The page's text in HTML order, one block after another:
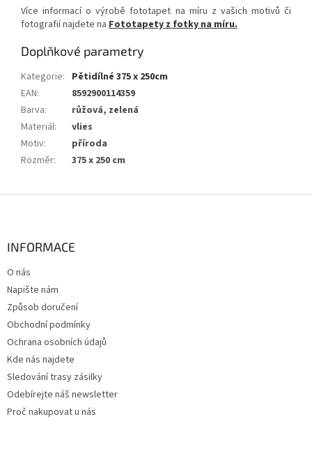
Více informací o výrobě fototapet na míru z vašich motivů či
fotografií najdete na Fototapety z fotky na míru.
Doplňkové parametry
Kategorie: Pětidílné 375 x 250cm
EAN:
8592900114359
Barva:
růžová, zelená
Materiál:
vlies
Motiv:
příroda
Rozměr: 375 x 250 cm
INFORMACE
O nás
Napište nám
Způsob doručení
Obchodní podmínky
Ochrana osobních údajů
Kde nás najdete
Sledování trasy zásilky
Odebírejte náš newsletter
Proč nakupovat u nás